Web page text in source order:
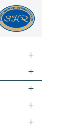
+
+
+
+
+